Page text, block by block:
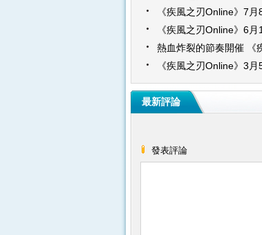
新職業克萊兒 魅力登
《疾風之刃Online》7
改版 全新異次元圖書
《疾風之刃Online》6
新改版 老友回歸享專屬
熱血炸裂的節奏開催 《
Online》18日華麗公測
《疾風之刃Online》3
最新評論
發表評論